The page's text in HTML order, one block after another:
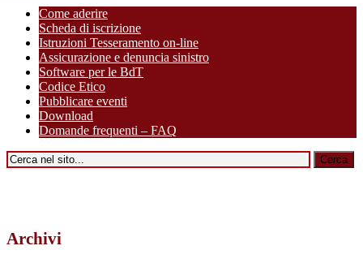
Come aderire
Scheda di iscrizione
Istruzioni Tesseramento on-line
Assicurazione e denuncia sinistro
Software per le BdT
Codice Etico
Pubblicare eventi
Download
Domande frequenti – FAQ
Archivi